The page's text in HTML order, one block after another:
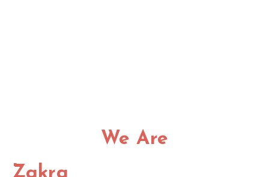
We Are